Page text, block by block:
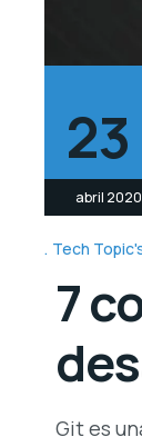
23
abril 2020
Tech
7
Git es